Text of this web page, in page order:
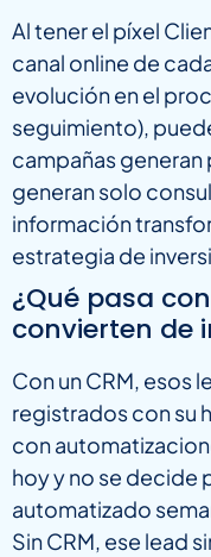
Al tener el píxel
canal online de
evolución en el
seguimiento),
campañas generan
generan solo
información
estrategia de
¿Qué pasa
convierten de
Con un CRM, esos
registrados con su
con
hoy y no se decide
automatizado
Sin CRM, ese lead